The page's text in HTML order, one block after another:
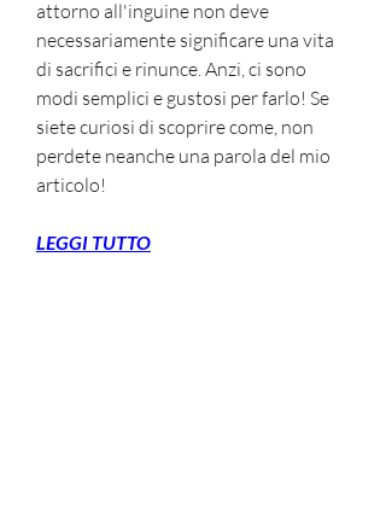
attorno all'inguine non deve
necessariamente significare una vita
di sacrifici e rinunce. Anzi, ci sono
modi semplici e gustosi per farlo! Se
siete curiosi di scoprire come, non
perdete neanche una parola del mio
articolo!
LEGGI TUTTO